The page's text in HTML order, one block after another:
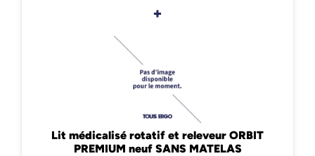
+
Lit médicalisé rotatif et releveur ORBIT
PREMIUM neuf SANS MATELAS